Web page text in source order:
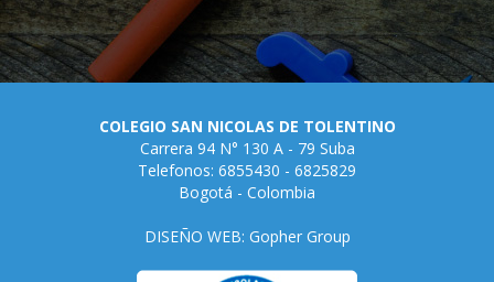
COLEGIO SAN NICOLAS DE TOLENTINO
Carrera 94 N° 130 A - 79 Suba
Telefonos: 6855430 - 6825829
Bogotá - Colombia
DISEÑO WEB: Gopher Group